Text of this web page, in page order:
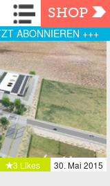
Navigation
SHOP
ABONNIEREN +++
30. Mai 2015
3 Likes